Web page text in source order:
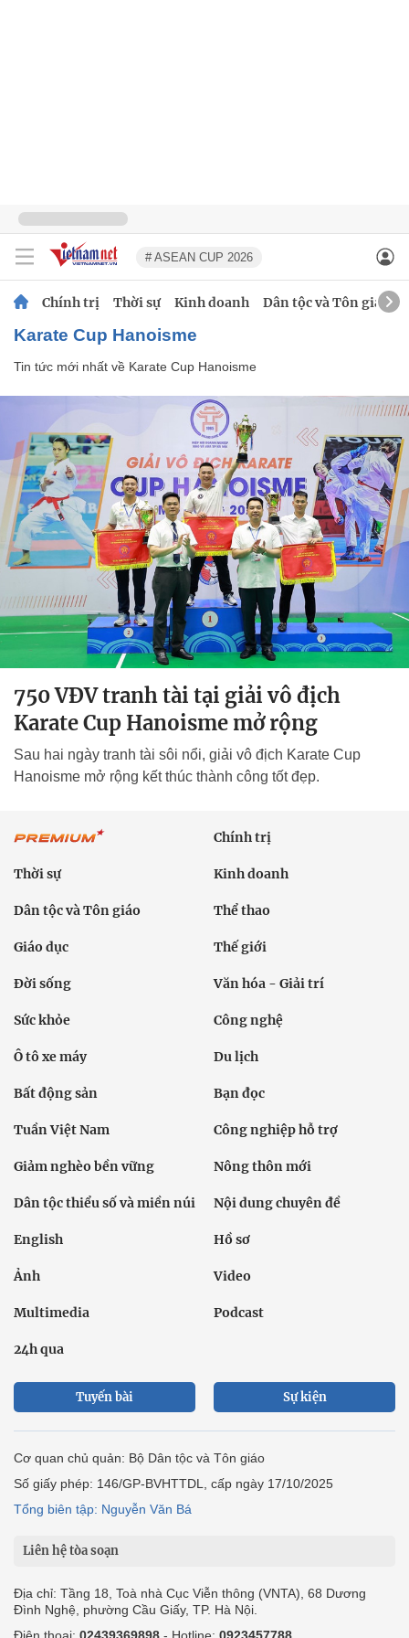
# ASEAN CUP 2026
Chính trị Thời sự Kinh doanh Dân tộc và Tôn giáo
Karate Cup Hanoisme
Tin tức mới nhất về Karate Cup Hanoisme
750 VĐV tranh tài tại giải vô địch
Karate Cup Hanoisme mở rộng
Sau hai ngày tranh tài sôi nổi, giải vô địch Karate Cup
Hanoisme mở rộng kết thúc thành công tốt đẹp.
Chính trị
Thời sự Kinh doanh
Dân tộc và Tôn giáo Thể thao
Giáo dục Thế giới
Đời sống Văn hóa - Giải trí
Sức khỏe Công nghệ
Ô tô xe máy Du lịch
Bất động sản Bạn đọc
Tuần Việt Nam Công nghiệp hỗ trợ
Giảm nghèo bền vững Nông thôn mới
Dân tộc thiểu số và miền núi Nội dung chuyên đề
English Hồ sơ
Ảnh Video
Multimedia Podcast
24h qua
Tuyến bài Sự kiện
Cơ quan chủ quản: Bộ Dân tộc và Tôn giáo
Số giấy phép: 146/GP-BVHTTDL, cấp ngày 17/10/2025
Tổng biên tập: Nguyễn Văn Bá
Liên hệ tòa soạn
Địa chỉ: Tầng 18, Toà nhà Cục Viễn thông (VNTA), 68 Dương
Đình Nghệ, phường Cầu Giấy, TP. Hà Nội.